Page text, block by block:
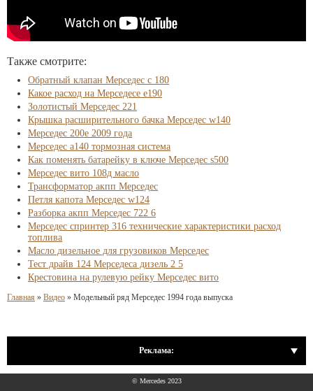
Также смотрите:
Обратный клапан Мерседес с 180
Какое расход на Мерседесе е190
Золотистый Мерседес 221
Крышка расширительного бачка Мерседес w140
Мерседес 200е 2009 года
Мерседес а140 тормозная система
Как поменять батарейку в ключе Мерседес s500
Мерседес вито 108д масло
Трансформатор акпп Мерседес
Петля капота Мерседес w124
Разборка акпп Мерседес 722 6
Мерседес спринтер 316 технические характеристики расход
топлива
Масло дизельное для грузовиков Мерседес
Тест драйв 124 Мерседеса дизель 2 5
Крестовина на рулевую рейку Мерседес вито
Главная » Видео » Модельный ряд Мерседес 1994 года выпуска
Реклама:
© Mercedes 2023